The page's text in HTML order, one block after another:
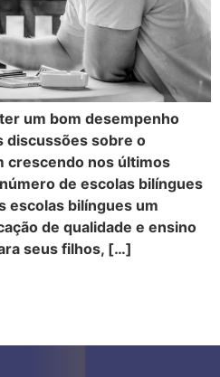
um bom desempenho
discussões sobre o
crescendo nos últimos
de escolas bilíngues
escolas bilíngues um
de qualidade e ensino
seus filhos, […]